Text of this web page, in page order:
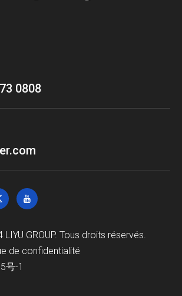
0808
GROUP. Tous droits réservés.
de confidentialité
号-1